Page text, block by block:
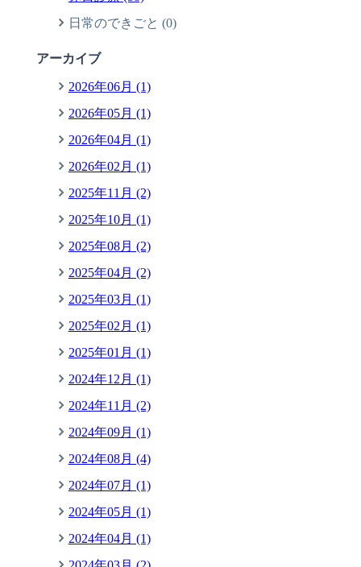
日常のできごと (0)
アーカイブ
2026年06月 (1)
2026年05月 (1)
2026年04月 (1)
2026年02月 (1)
2025年11月 (2)
2025年10月 (1)
2025年08月 (2)
2025年04月 (2)
2025年03月 (1)
2025年02月 (1)
2025年01月 (1)
2024年12月 (1)
2024年11月 (2)
2024年09月 (1)
2024年08月 (4)
2024年07月 (1)
2024年05月 (1)
2024年04月 (1)